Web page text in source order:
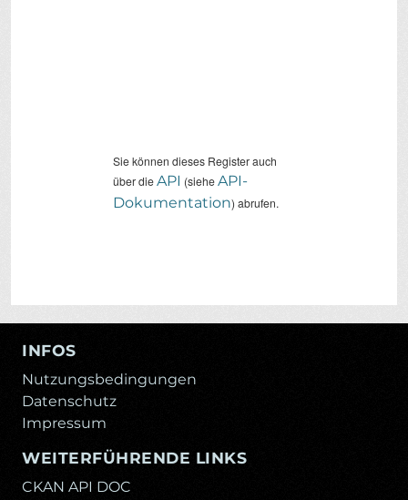
Sie können dieses Register auch
über dieAPI (sieheAPI-
Dokumentation) abrufen.
INFOS
Nutzungsbedingungen
Datenschutz
Impressum
WEITERFÜHRENDE LINKS
CKAN API DOC